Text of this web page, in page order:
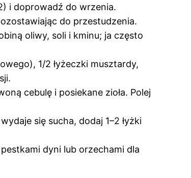
i doprowadź do wrzenia.
do przestudzenia.
oliwy, soli i kminu; ja często
1/2 łyżeczki musztardy,
cebulę i posiekane zioła. Polej
się sucha, dodaj 1–2 łyżki
dyni lub orzechami dla